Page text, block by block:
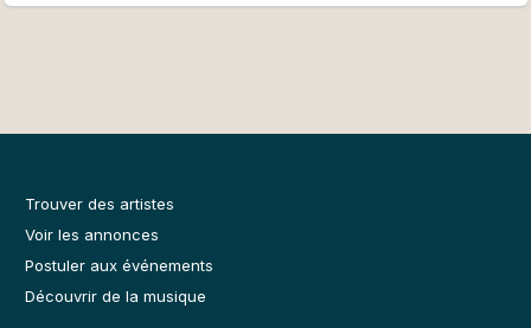
Trouver des artistes
Voir les annonces
Postuler aux événements
Découvrir de la musique